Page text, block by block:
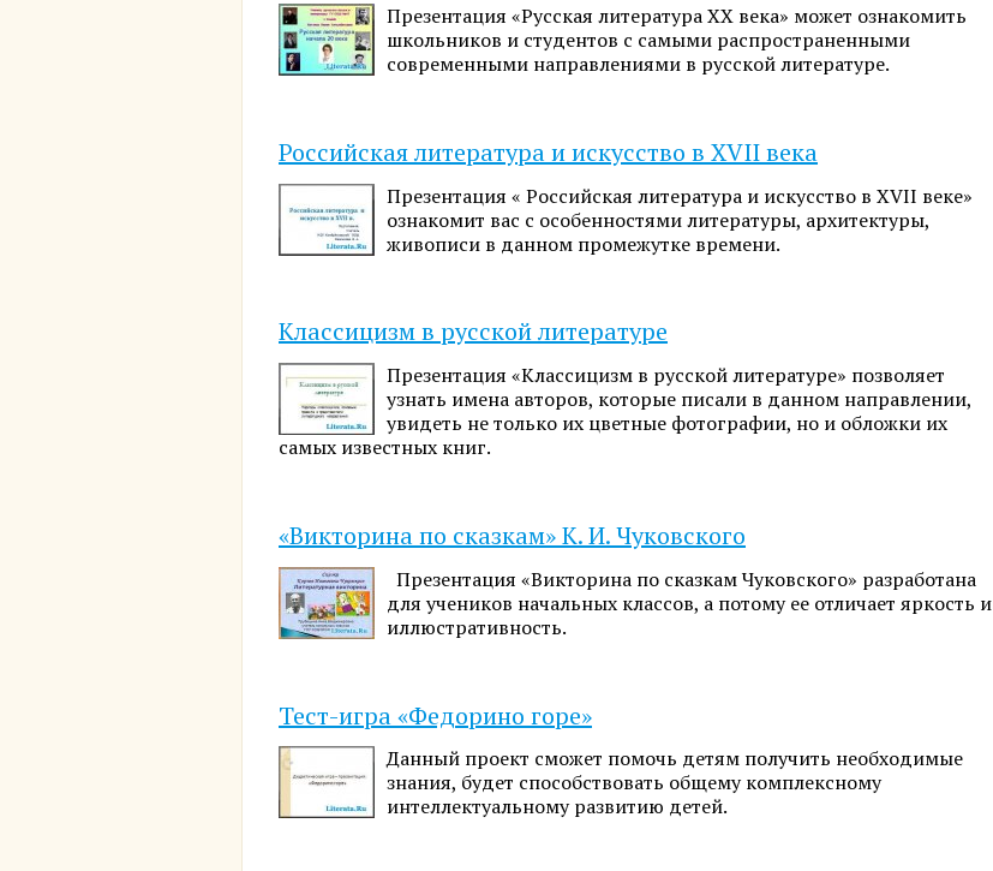
Презентация «Русская литература ХХ века» может ознакомить
школьников и студентов с самыми распространенными
современными направлениями в русской литературе.
Российская литература и искусство в XVII века
Презентация « Российская литература и искусство в ХVII веке»
ознакомит вас с особенностями литературы, архитектуры,
живописи в данном промежутке времени.
Классицизм в русской литературе
Презентация «Классицизм в русской литературе» позволяет
узнать имена авторов, которые писали в данном направлении,
увидеть не только их цветные фотографии, но и обложки их
самых известных книг.
«Викторина по сказкам» К. И. Чуковского
Презентация «Викторина по сказкам Чуковского» разработана
для учеников начальных классов, а потому ее отличает яркость и
иллюстративность.
Тест-игра «Федорино горе»
Данный проект сможет помочь детям получить необходимые
знания, будет способствовать общему комплексному
интеллектуальному развитию детей.